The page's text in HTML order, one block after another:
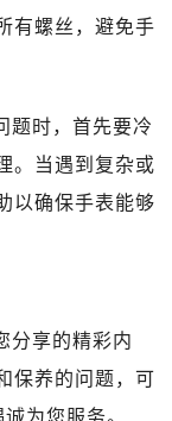
有螺丝，避免手
题时，首先要冷
。当遇到复杂或
以确保手表能够
分享的精彩内
保养的问题，可
为您服务。